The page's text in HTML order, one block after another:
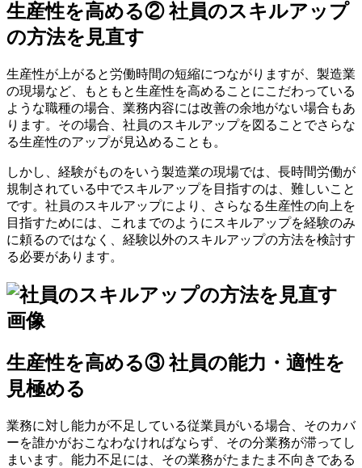
生産性を高める② 社員のスキルアップ
の方法を見直す
生産性が上がると労働時間の短縮につながりますが、製造業
の現場など、もともと生産性を高めることにこだわっている
ような職種の場合、業務内容には改善の余地がない場合もあ
ります。その場合、社員のスキルアップを図ることでさらな
る生産性のアップが見込めることも。
しかし、経験がものをいう製造業の現場では、長時間労働が
規制されている中でスキルアップを目指すのは、難しいこと
です。社員のスキルアップにより、さらなる生産性の向上を
目指すためには、これまでのようにスキルアップを経験のみ
に頼るのではなく、経験以外のスキルアップの方法を検討す
る必要があります。
生産性を高める③ 社員の能力・適性を
見極める
業務に対し能力が不足している従業員がいる場合、そのカバ
ーを誰かがおこなわなければならず、その分業務が滞ってし
まいます。能力不足には、その業務がたまたま不向きである